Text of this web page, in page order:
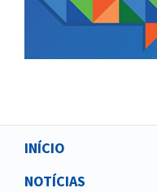
Main
navigation
INÍCIO
NOTÍCIAS